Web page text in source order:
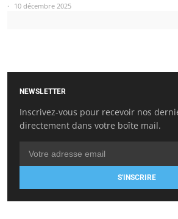
10 décembre 2025
NEWSLETTER
Inscrivez-vous pour recevoir nos
directement dans votre boîte mail.
S'INSCRIRE